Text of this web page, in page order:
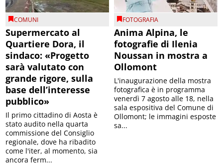
COMUNI
Supermercato al
Quartiere Dora, il
sindaco: «Progetto
sarà valutato con
grande rigore, sulla
base dell’interesse
pubblico»
Il primo cittadino di Aosta è
stato audito nella quarta
commissione del Consiglio
regionale, dove ha ribadito
come l'iter, al momento, sia
ancora ferm...
FOTOGRAFIA
Anima Alpina, le
fotografie di Ilenia
Noussan in mostra a
Ollomont
L'inaugurazione della mostra
fotografica è in programma
venerdì 7 agosto alle 18, nella
sala espositiva del Comune di
Ollomont; le immagini esposte
sa...